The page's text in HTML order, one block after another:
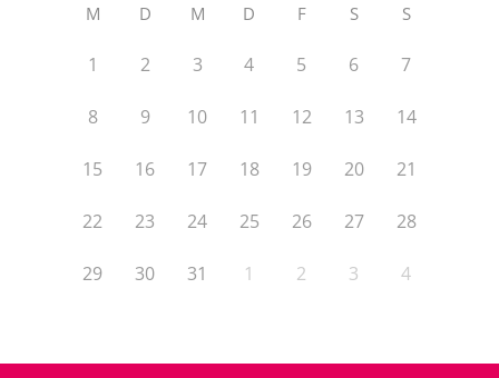
M D M D F S S
1 2 3 4 5 6 7
8 9 10 11 12 13 14
15 16 17 18 19 20 21
22 23 24 25 26 27 28
29 30 31 1 2 3 4